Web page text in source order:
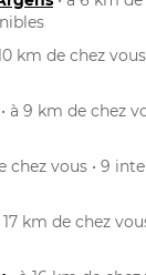
km de chez
• à 9 km de chez
chez vous • 9
17 km de chez